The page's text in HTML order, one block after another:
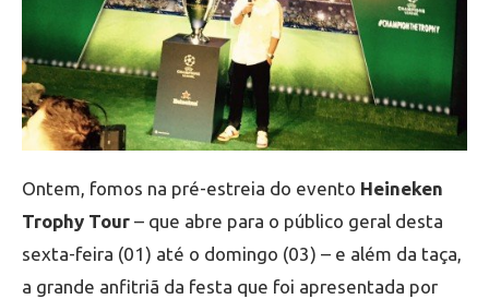
Ontem, fomos na pré-estreia do evento Heineken
Trophy Tour – que abre para o público geral desta
sexta-feira (01) até o domingo (03) – e além da taça,
a grande anfitriã da festa que foi apresentada por